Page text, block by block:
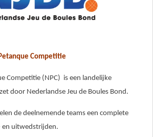
Competitie
Competitie (NPC) is een landelijke
door Nederlandse Jeu de Boules Bond.
de deelnemende teams een complete
uitwedstrijden.